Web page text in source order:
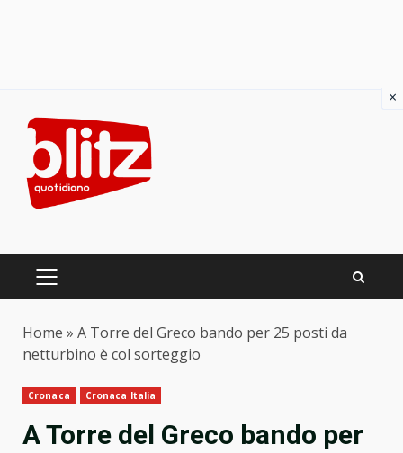
content
PRIMARY
Home » A Torre del Greco bando per 25 posti da
netturbino è col sorteggio
Cronaca Cronaca Italia
A Torre del Greco bando per
×